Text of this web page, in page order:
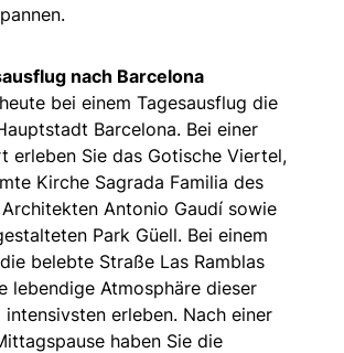
nach Barcelona
bei einem Tagesausflug die
Barcelona. Bei einer
erleben Sie das Gotische Viertel,
Kirche Sagrada Familia des
Antonio Gaudí sowie
Park Güell. Bei einem
belebte Straße Las Ramblas
lebendige Atmosphäre dieser
erleben. Nach einer
haben Sie die